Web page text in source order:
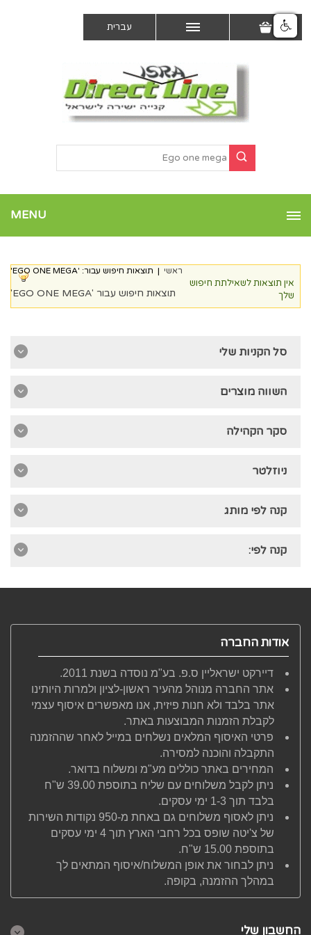
עברית
MENU
ראשי | תוצאות חיפוש עבור: 'EGO ONE MEGA'
תוצאות חיפוש עבור 'EGO ONE MEGA'
אין תוצאות לשאילתת חיפוש
שלך
סל הקניות שלי
השווה מוצרים
סקר הקהילה
ניוזלטר
קנה לפי מותג
קנה לפי:
אודות החברה
דיירקט ישראליין ס.פ. בע"מ נוסדה בשנת 2011.
אתר החברה מנוהל מהעיר ראשון-לציון ולמרות היותינו
אתר בלבד ולא חנות פיזית, אנו מאפשרים איסוף עצמי
לקבלת הזמנות המבוצעות באתר.
פרטי האיסוף המלאים נשלחים במייל לאחר שההזמנה
התקבלה והוכנה למסירה.
המחירים באתר כוללים מע"מ ומשלוח בדואר.
ניתן לקבל משלוחים עם שליח בתוספת 39.00 ש"ח
בלבד תוך 1-3 ימי עסקים.
ניתן לאסוף משלוחים גם באחת מ-950 נקודות השירות
של צ'יטה שופס בכל רחבי הארץ תוך 4 ימי עסקים
בתוספת 15.00 ש"ח.
ניתן לבחור את אופן המשלוח/איסוף המתאים לך
במהלך ההזמנה, בקופה.
החשבון שלי